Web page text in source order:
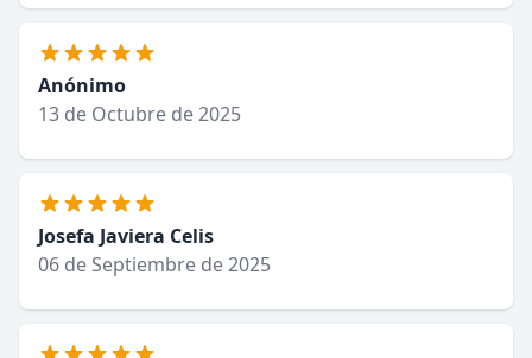
Anónimo
13 de Octubre de 2025
Josefa Javiera Celis
06 de Septiembre de 2025